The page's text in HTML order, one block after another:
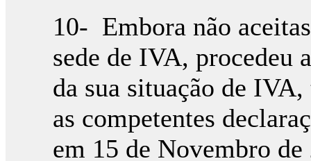
10- Embora não
sede de IVA, procedeu
da sua situação de
as competentes
em 15 de Novembro